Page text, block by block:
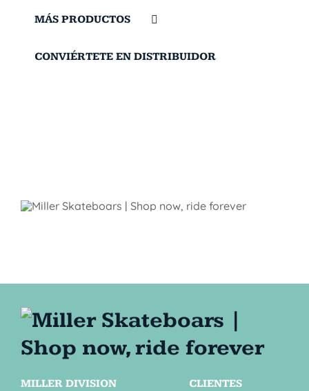
MÁS PRODUCTOS
CONVIÉRTETE EN DISTRIBUIDOR
MILLER DIVISION
CLIENTES